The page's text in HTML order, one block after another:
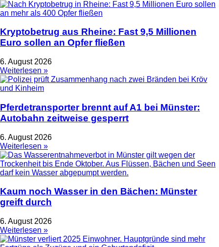
Kryptobetrug aus Rheine: Fast 9,5 Millionen
Euro sollen an Opfer fließen
6. August 2026
Weiterlesen »
Pferdetransporter brennt auf A1 bei Münster:
Autobahn zeitweise gesperrt
6. August 2026
Weiterlesen »
Kaum noch Wasser in den Bächen: Münster
greift durch
6. August 2026
Weiterlesen »